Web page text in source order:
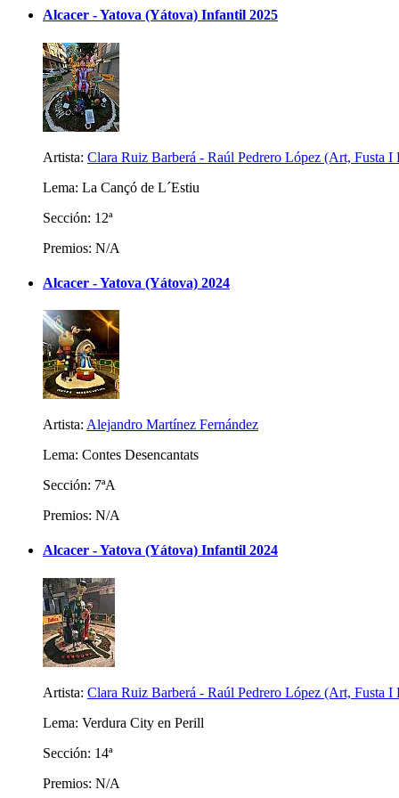
Alcacer - Yatova (Yátova) Infantil 2025
Artista: Clara Ruiz Barberá - Raúl Pedrero López (Art, Fusta I
Lema: La Cançó de L´Estiu
Sección: 12ª
Premios: N/A
Alcacer - Yatova (Yátova) 2024
Artista: Alejandro Martínez Fernández
Lema: Contes Desencantats
Sección: 7ªA
Premios: N/A
Alcacer - Yatova (Yátova) Infantil 2024
Artista: Clara Ruiz Barberá - Raúl Pedrero López (Art, Fusta I
Lema: Verdura City en Perill
Sección: 14ª
Premios: N/A